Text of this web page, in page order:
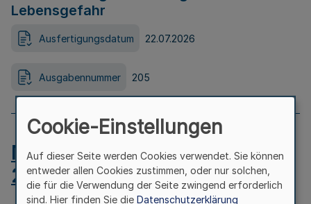
Lebensgefahr
Ausfertigungsdatum 22.07.2026
Ausgabennummer 205
MB.NRW 2026 Nr. 204 vom
24.07.2026
Cookie-Einstellungen
Auf dieser Seite werden Cookies verwendet. Sie können
entweder allen Cookies zustimmen, oder nur solchen,
die für die Verwendung der Seite zwingend erforderlich
sind. Hier finden Sie die Datenschutzerklärung